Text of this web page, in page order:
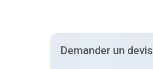
Demander un devis